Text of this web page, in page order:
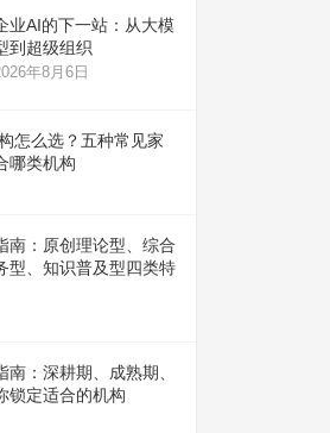
业AI的下一站：从大模
到超级组织
年8月6日
怎么选？五种常见家
哪类机构
南：原创理论型、综合
型、知识普及型四类特
：深耕期、成熟期、
锁定适合的机构